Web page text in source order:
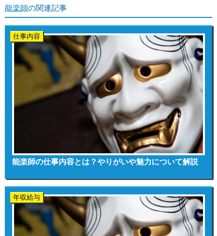
能楽師の関連記事
仕事内容
能楽師の仕事内容とは？やりがいや魅力について解説
年収給与